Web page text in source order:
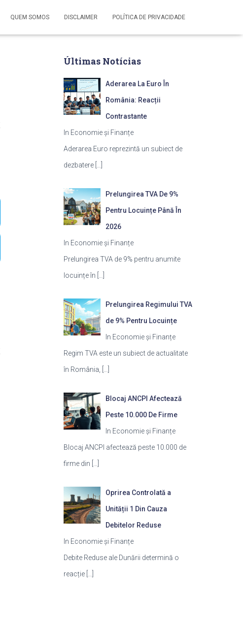
QUEM SOMOS DISCLAIMER POLÍTICA DE PRIVACIDADE
Últimas Notícias
Aderarea La Euro În
România: Reacții
Contrastante
In Economie și Finanțe
Aderarea Euro reprezintă un subiect de
dezbatere
Prelungirea TVA De 9%
Pentru Locuințe Până În
2026
In Economie și Finanțe
Prelungirea TVA de 9% pentru anumite
locuințe în
Prelungirea Regimului TVA
de 9% Pentru Locuințe
In Economie și Finanțe
Regim TVA este un subiect de actualitate
în România,
Blocaj ANCPI Afectează
Peste 10.000 De Firme
In Economie și Finanțe
Blocaj ANCPI afectează peste 10.000 de
firme din
Oprirea Controlată a
Unității 1 Din Cauza
Debitelor Reduse
In Economie și Finanțe
Debite Reduse ale Dunării determină o
reacție